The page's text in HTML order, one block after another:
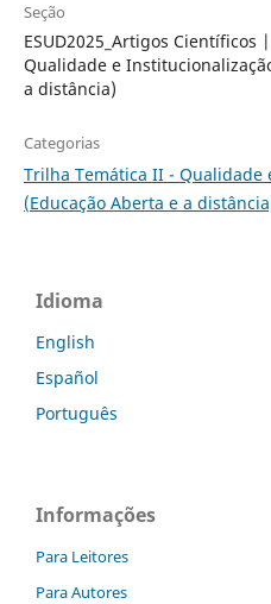
Seção
ESUD2025_Artigos
Qualidade e
a distância)
Categorias
Trilha Temática II - Qualidade
(Educação Aberta e a
Idioma
English
Español
Português
Informações
Para Leitores
Para Autores